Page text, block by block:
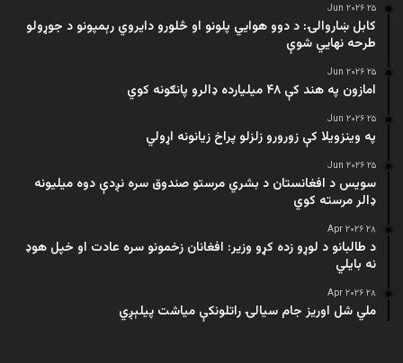
۲۵ Jun ۲۰۲۶
کابل ښاروالۍ: د دوو هوايي پلونو او څلورو دایروي رېمپونو د جوړولو
طرحه نهایي شوې
۲۵ Jun ۲۰۲۶
امازون په هند کې ۴۸ میلیارده ډالرو پانګونه کوي
۲۵ Jun ۲۰۲۶
په وینزویلا کې زورورو زلزلو پراخ زیانونه اړولي
۲۵ Jun ۲۰۲۶
سویس د افغانستان د بشري مرستو صندوق سره نږدې دوه میلیونه
ډالر مرسته کوي
۲۸ Apr ۲۰۲۶
د طالبانو د لوړو زده کړو وزیر: افغانان زخمونو سره عادت او خپل هوډ
نه بایلي
۲۸ Apr ۲۰۲۶
ملي شل اوریز جام سیالۍ راتلونکې میاشت پیلېږي